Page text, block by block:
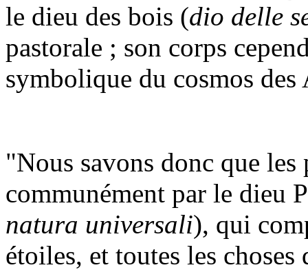
le dieu des bois (dio delle
pastorale ; son corps
symbolique du cosmos des
"Nous savons donc que les
communément par le dieu
natura universali), qui
étoiles, et toutes les